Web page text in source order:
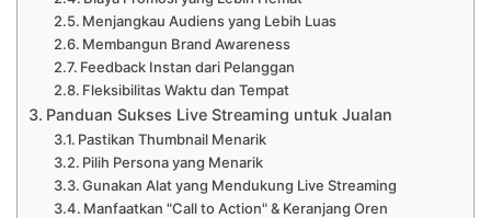
Menjangkau Audiens yang Lebih Luas
Membangun Brand Awareness
Feedback Instan dari Pelanggan
Fleksibilitas Waktu dan Tempat
Panduan Sukses Live Streaming untuk Jualan
Pastikan Thumbnail Menarik
Pilih Persona yang Menarik
Gunakan Alat yang Mendukung Live Streaming
Manfaatkan "Call to Action" & Keranjang Oren